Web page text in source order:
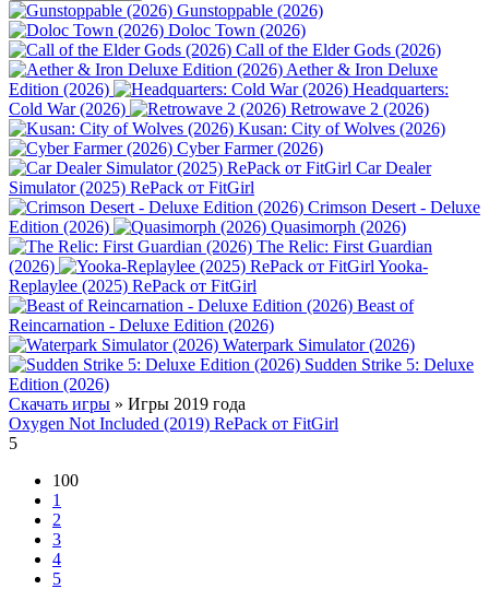
Gunstoppable (2026)
Doloc Town (2026)
Call of the Elder Gods (2026)
Aether & Iron Deluxe
Edition (2026)
Headquarters:
Cold War (2026)
Retrowave 2 (2026)
Kusan: City of Wolves (2026)
Cyber Farmer (2026)
Car Dealer
Simulator (2025) RePack от FitGirl
Crimson Desert - Deluxe
Edition (2026)
Quasimorph (2026)
The Relic: First Guardian
(2026)
Yooka-
Replaylee (2025) RePack от FitGirl
Beast of
Reincarnation - Deluxe Edition (2026)
Waterpark Simulator (2026)
Sudden Strike 5: Deluxe
Edition (2026)
Скачать игры » Игры 2019 года
Oxygen Not Included (2019) RePack от FitGirl
5
100
1
2
3
4
5